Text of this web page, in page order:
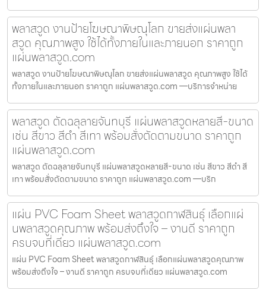
พลาสวูด งานป้ายโฆษณาพิษณุโลก ขายส่งแผ่นพลา
สวูด คุณภาพสูง ใช้ได้ทั้งภายในและภายนอก ราคาถูก
แผ่นพลาสวูด.com
พลาสวูด งานป้ายโฆษณาพิษณุโลก ขายส่งแผ่นพลาสวูด คุณภาพสูง ใช้ได้
ทั้งภายในและภายนอก ราคาถูก แผ่นพลาสวูด.com —บริการจำหน่าย
พลาสวูด ตัดฉลุลายจันทบุรี แผ่นพลาสวูดหลายสี-ขนาด
เช่น สีขาว สีดำ สีเทา พร้อมสั่งตัดตามขนาด ราคาถูก
แผ่นพลาสวูด.com
พลาสวูด ตัดฉลุลายจันทบุรี แผ่นพลาสวูดหลายสี-ขนาด เช่น สีขาว สีดำ สี
เทา พร้อมสั่งตัดตามขนาด ราคาถูก แผ่นพลาสวูด.com —บริก
แผ่น PVC Foam Sheet พลาสวูดกาฬสินธุ์ เลือกแผ่
นพลาสวูดคุณภาพ พร้อมส่งถึงใจ – งานดี ราคาถูก
ครบจบที่เดียว แผ่นพลาสวูด.com
แผ่น PVC Foam Sheet พลาสวูดกาฬสินธุ์ เลือกแผ่นพลาสวูดคุณภาพ
พร้อมส่งถึงใจ – งานดี ราคาถูก ครบจบที่เดียว แผ่นพลาสวูด.com